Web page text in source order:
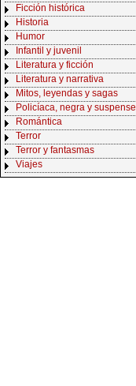
Ficción histórica
Historia
Humor
Infantil y juvenil
Literatura y ficción
Literatura y narrativa
Mitos, leyendas y sagas
Policíaca, negra y suspense
Romántica
Terror
Terror y fantasmas
Viajes